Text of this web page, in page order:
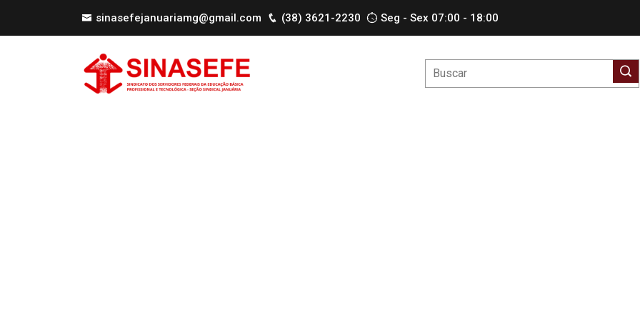
sinasefejanuariamg@gmail.com (38) 3621-2230 Seg - Sex 07:00 - 18:00